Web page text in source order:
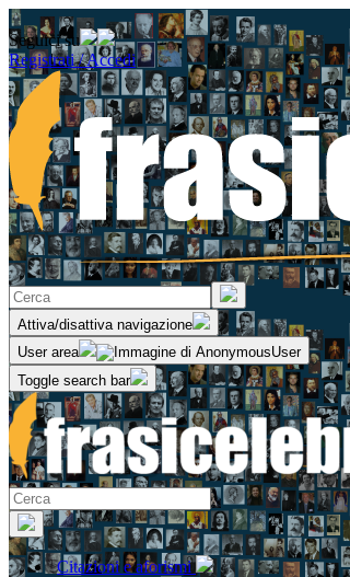
Seguici su
Registrati / Accedi
Attiva/disattiva navigazione
User area
Toggle search bar
Citazioni e aforismi